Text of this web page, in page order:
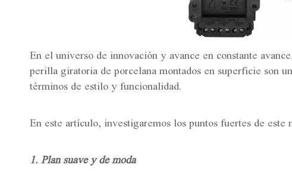
En el universo de innovación y avance en constante
perilla giratoria de porcelana montados en superficie son
términos de estilo y funcionalidad.
En este artículo, investigaremos los puntos fuertes de
1. Plan suave y de moda